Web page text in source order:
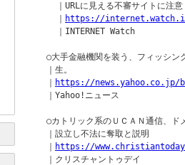
｜URLに見える不審サイトに注
https://
    ｜INTERNET Watch
○大手金融機関を装う、フィッシン
  ｜生。
https://news.yahoo.co.jp/
  ｜Yahoo!ニュース
○カトリック系のＵＣＡＮ通信、ド
  ｜設立し不法に奪取と説明
https://
  ｜クリスチャントゥデイ